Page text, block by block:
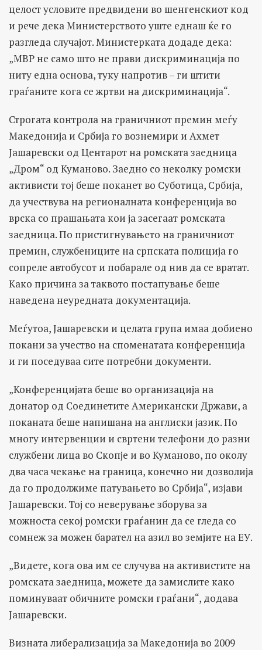
целост условите предвидени во шенгенскиот код
и рече дека Министерството уште еднаш ќе го
разгледа случајот. Министерката додаде дека:
„МВР не само што не прави дискриминација по
ниту една основа, туку напротив – ги штити
граѓаните кога се жртви на дискриминација“.
Строгата контрола на граничниот премин меѓу
Македонија и Србија го вознемири и Ахмет
Јашаревски од Центарот на ромската заедница
„Дром“ од Куманово. Заедно со неколку ромски
активисти тој беше поканет во Суботица, Србија,
да учествува на регионалната конференција во
врска со прашањата кои ја засегаат ромската
заедница. По пристигнувањето на граничниот
премин, службениците на српската полиција го
сопреле автобусот и побарале од нив да се вратат.
Како причина за таквото постапување беше
наведена неуредната документација.
Меѓутоа, Јашаревски и целата група имаа добиено
покани за учество на споменатата конференција
и ги поседуваа сите потребни документи.
„Конференцијата беше во организација на
донатор од Соединетите Американски Држави, а
поканата беше напишана на англиски јазик. По
многу интервенции и свртени телефони до разни
службени лица во Скопје и во Куманово, по околу
два часа чекање на граница, конечно ни дозволија
да го продолжиме патувањето во Србија“, изјави
Јашаревски. Тој со неверување зборува за
можноста секој ромски граѓанин да се гледа со
сомнеж за можен барател на азил во земјите на ЕУ.
„Видете, кога ова им се случува на активистите на
ромската заедница, можете да замислите како
поминуваат обичните ромски граѓани“, додава
Јашаревски.
Визната либерализација за Македонија во 2009